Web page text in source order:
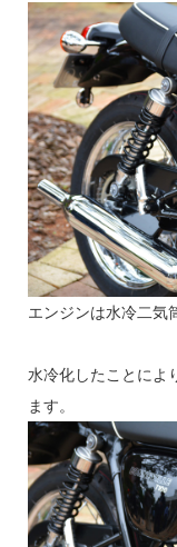
エンジンは水冷二気
水冷化したことによ
ます。